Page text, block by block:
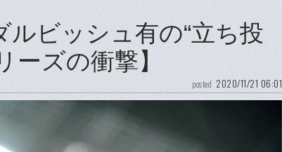
ビッシュ有の“立ち投
ーズの衝撃】
posted 2020/11/21 06:01